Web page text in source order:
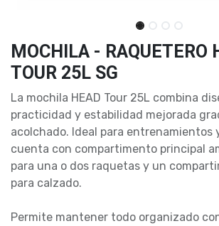
MOCHILA - RAQUETERO
TOUR 25L SG
La mochila HEAD Tour 25L combina
practicidad y estabilidad mejorada
acolchado. Ideal para entrenamientos
cuenta con compartimento principal
para una o dos raquetas y un
para calzado.
Permite mantener todo organizado